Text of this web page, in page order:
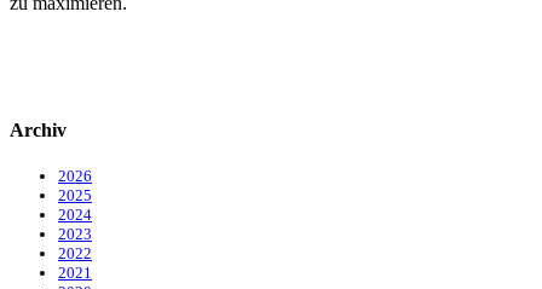
Archiv
2026
2025
2024
2023
2022
2021